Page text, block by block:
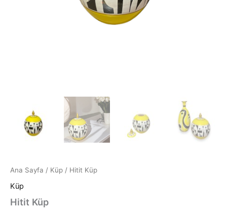
Ana Sayfa / Küp / Hitit Küp
Küp
Hitit Küp